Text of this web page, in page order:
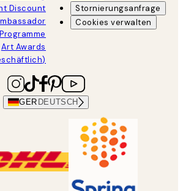
Discount
Programme
Art Awards
Stornierungsanfrage
Cookies verwalten
GER DEUTSCH